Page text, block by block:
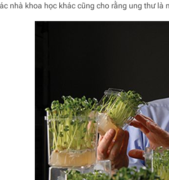
nhà khoa học khác cũng cho rằng ung thư là